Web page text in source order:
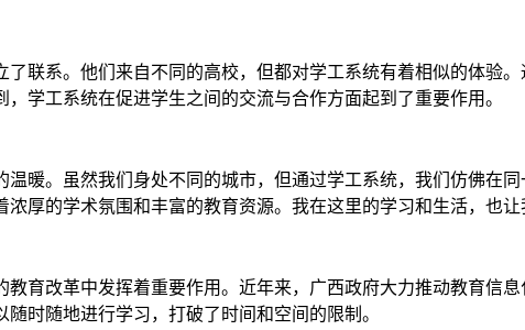
联系。他们来自不同的高校，但都对学工系统有着相似的体验
学工系统在促进学生之间的交流与合作方面起到了重要作用。
暖。虽然我们身处不同的城市，但通过学工系统，我们仿佛在
厚的学术氛围和丰富的教育资源。我在这里的学习和生活，也让
育改革中发挥着重要作用。近年来，广西政府大力推动教育信
时随地进行学习，打破了时间和空间的限制。